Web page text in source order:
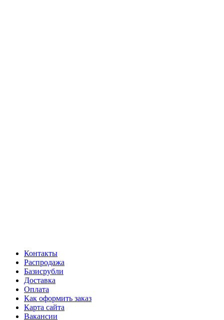
Контакты
Распродажа
Базисрубли
Доставка
Оплата
Как оформить заказ
Карта сайта
Вакансии